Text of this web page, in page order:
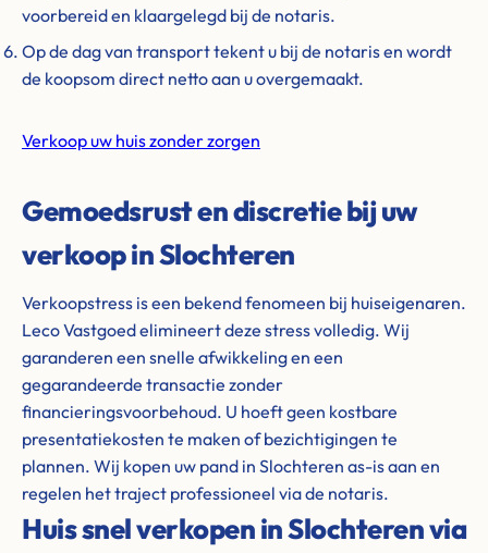
voorbereid en klaargelegd bij de notaris.
Op de dag van transport tekent u bij de notaris en wordt
de koopsom direct netto aan u overgemaakt.
Verkoop uw huis zonder zorgen
Gemoedsrust en discretie bij uw
verkoop in Slochteren
Verkoopstress is een bekend fenomeen bij huiseigenaren.
Leco Vastgoed elimineert deze stress volledig. Wij
garanderen een snelle afwikkeling en een
gegarandeerde transactie zonder
financieringsvoorbehoud. U hoeft geen kostbare
presentatiekosten te maken of bezichtigingen te
plannen. Wij kopen uw pand in Slochteren as-is aan en
regelen het traject professioneel via de notaris.
Huis snel verkopen in Slochteren via